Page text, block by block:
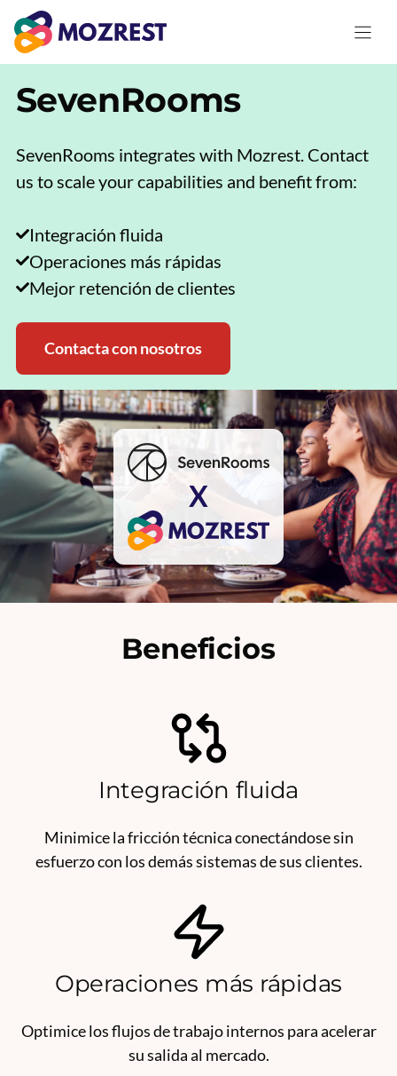
Saltar
contenido
SevenRooms
SevenRooms integrates with Mozrest. Contact
us to scale your capabilities and benefit from:
Integración fluida
Operaciones más rápidas
Mejor retención de clientes
Contacta con nosotros
X
Beneficios
Integración fluida
Minimice la fricción técnica conectándose sin
esfuerzo con los demás sistemas de sus clientes.
Operaciones más rápidas
Optimice los flujos de trabajo internos para acelerar
su salida al mercado.